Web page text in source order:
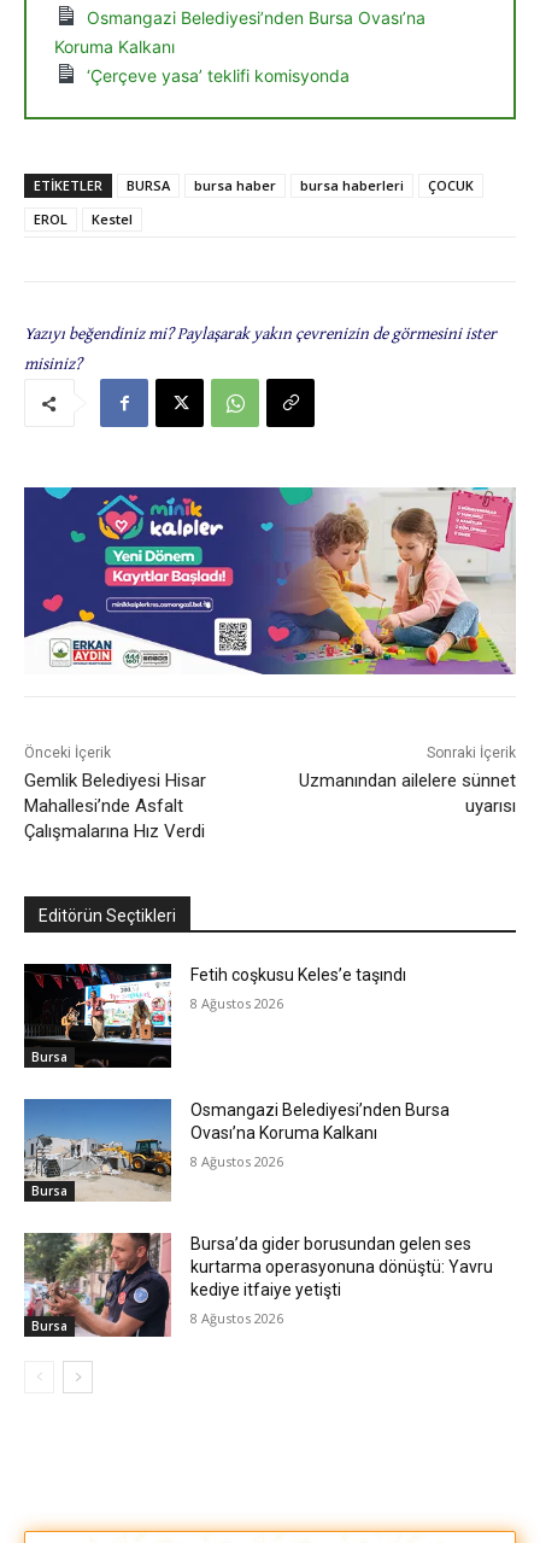
Osmangazi Belediyesi’nden Bursa Ovası’na
Koruma Kalkanı
‘Çerçeve yasa’ teklifi komisyonda
ETIKETLER BURSA bursa haber bursa haberleri
ÇOCUK
EROL
Kestel
Yazıyı beğendiniz mi? Paylaşarak yakın çevrenizin de görmesini ister
misiniz?
Önceki İçerik
Gemlik Belediyesi Hisar
Mahallesi’nde Asfalt
Çalışmalarına Hız Verdi
Sonraki İçerik
Uzmanından ailelere sünnet
uyarısı
Editörün Seçtikleri
Bursa
Fetih coşkusu Keles’e taşındı
8 Ağustos 2026
Bursa
Osmangazi Belediyesi’nden Bursa
Ovası’na Koruma Kalkanı
8 Ağustos 2026
Bursa
Bursa’da gider borusundan gelen ses
kurtarma operasyonuna dönüştü: Yavru
kediye itfaiye yetişti
8 Ağustos 2026